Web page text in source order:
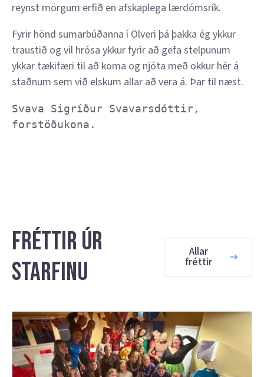
reynst mörgum erfið en afskaplega lærdómsrík.
Fyrir hönd sumarbúðanna í Ölveri þá þakka ég ykkur
traustið og vil hrósa ykkur fyrir að gefa stelpunum
ykkar tækifæri til að koma og njóta með okkur hér á
staðnum sem við elskum allar að vera á. Þar til næst.
Svava Sigríður Svavarsdóttir,
forstöðukona.
Fréttir úr
starfinu
Allar
fréttir